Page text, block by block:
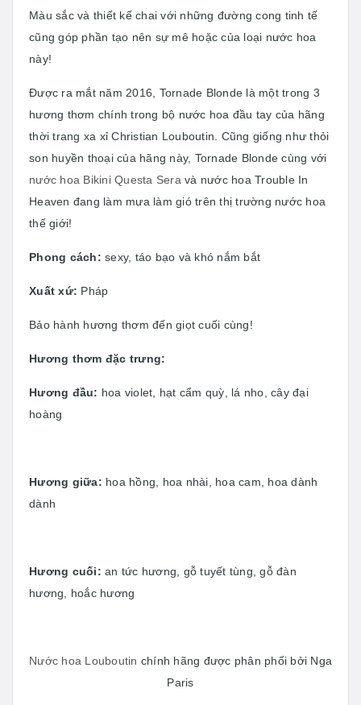
Màu sắc và thiết kế chai với những đường cong tinh tế
cũng góp phần tạo nên sự mê hoặc của loại nước hoa
này!
Được ra mắt năm 2016, Tornade Blonde là một trong 3
hương thơm chính trong bộ nước hoa đầu tay của hãng
thời trang xa xỉ Christian Louboutin. Cũng giống như thỏi
son huyền thoại của hãng này, Tornade Blonde cùng với
nước hoa Bikini Questa Sera và nước hoa Trouble In
Heaven đang làm mưa làm gió trên thị trường nước hoa
thế giới!
Phong cách: sexy, táo bạo và khó nắm bắt
Xuất xứ: Pháp
Bảo hành hương thơm đến giọt cuối cùng!
Hương thơm đặc trưng:
Hương đầu: hoa violet, hạt cẩm quỳ, lá nho, cây đại
hoàng
Hương giữa: hoa hồng, hoa nhài, hoa cam, hoa dành
dành
Hương cuối: an tức hương, gỗ tuyết tùng, gỗ đàn
hương, hoắc hương
Nước hoa Louboutin chính hãng được phân phối bởi Nga
Paris